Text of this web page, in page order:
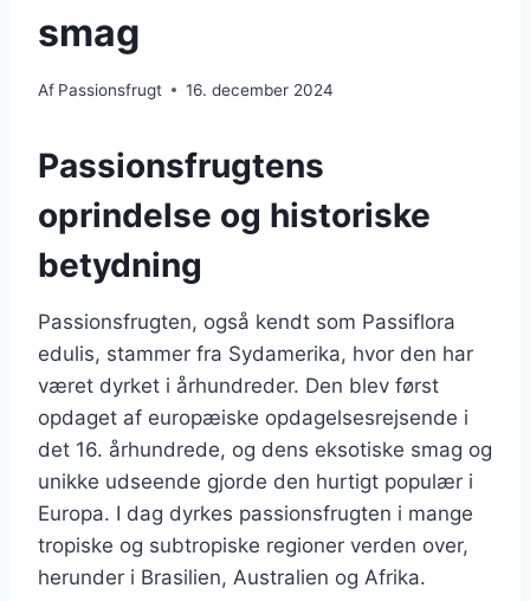
smag
Af Passionsfrugt 16. december 2024
Passionsfrugtens
oprindelse og historiske
betydning
Passionsfrugten, også kendt som Passiflora
edulis, stammer fra Sydamerika, hvor den har
været dyrket i århundreder. Den blev først
opdaget af europæiske opdagelsesrejsende i
det 16. århundrede, og dens eksotiske smag og
unikke udseende gjorde den hurtigt populær i
Europa. I dag dyrkes passionsfrugten i mange
tropiske og subtropiske regioner verden over,
herunder i Brasilien, Australien og Afrika.